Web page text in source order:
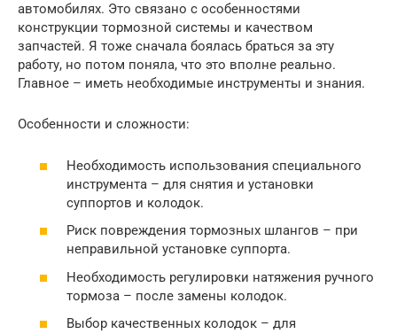
автомобилях. Это связано с особенностями
конструкции тормозной системы и качеством
запчастей. Я тоже сначала боялась браться за эту
работу, но потом поняла, что это вполне реально.
Главное – иметь необходимые инструменты и знания.
Особенности и сложности:
Необходимость использования специального
инструмента – для снятия и установки
суппортов и колодок.
Риск повреждения тормозных шлангов – при
неправильной установке суппорта.
Необходимость регулировки натяжения ручного
тормоза – после замены колодок.
Выбор качественных колодок – для